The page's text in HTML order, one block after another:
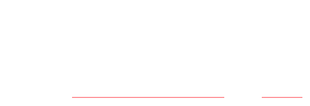
夫婦で予習する 出産の教科書